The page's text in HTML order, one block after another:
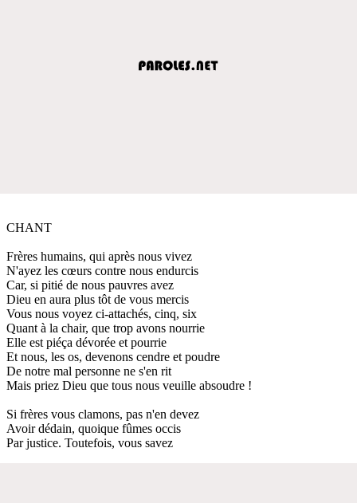
CHANT
Frères humains, qui après nous vivez
N'ayez les cœurs contre nous endurcis
Car, si pitié de nous pauvres avez
Dieu en aura plus tôt de vous mercis
Vous nous voyez ci-attachés, cinq, six
Quant à la chair, que trop avons nourrie
Elle est piéça dévorée et pourrie
Et nous, les os, devenons cendre et poudre
De notre mal personne ne s'en rit
Mais priez Dieu que tous nous veuille absoudre !
Si frères vous clamons, pas n'en devez
Avoir dédain, quoique fûmes occis
Par justice. Toutefois, vous savez